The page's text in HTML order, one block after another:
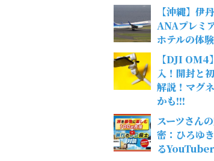
【沖縄】伊
ANAプレミ
ホテルの体
【DJI OM4
入！開封と
解説！マグ
かも!!!
スーツさん
密：ひろゆ
る